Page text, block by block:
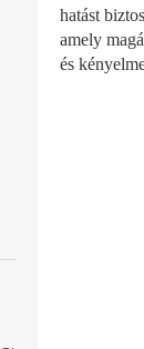
hatást
amely
és